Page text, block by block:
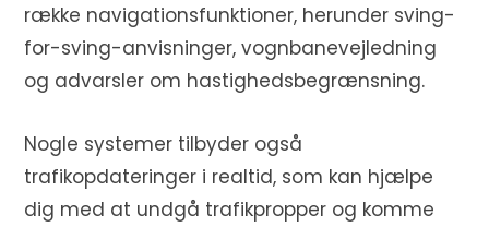
række navigationsfunktioner, herunder sving-
for-sving-anvisninger, vognbanevejledning
og advarsler om hastighedsbegrænsning.
Nogle systemer tilbyder også
trafikopdateringer i realtid, som kan hjælpe
dig med at undgå trafikpropper og komme